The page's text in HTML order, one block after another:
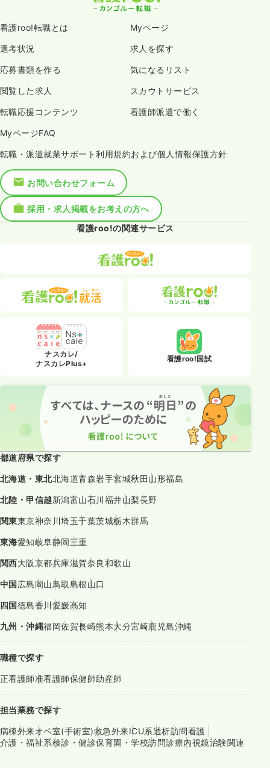
看護roo!転職とは Myページ
選考状況 求人を探す
応募書類を作る 気になるリスト
閲覧した求人 スカウトサービス
転職応援コンテンツ 看護師派遣で働く
MyページFAQ
転職・派遣就業サポート利用規約および個人情報保護方針
お問い合わせフォーム
採用・求人掲載をお考えの方へ
看護roo!の関連サービス
ナスカレ/
ナスカレPlus+
看護roo!国試
都道府県で探す
北海道・東北北海道青森岩手宮城秋田山形福島
北陸・甲信越新潟富山石川福井山梨長野
関東東京神奈川埼玉千葉茨城栃木群馬
東海愛知岐阜静岡三重
関西大阪京都兵庫滋賀奈良和歌山
中国広島岡山鳥取島根山口
四国徳島香川愛媛高知
九州・沖縄福岡佐賀長崎熊本大分宮崎鹿児島沖縄
職種で探す
正看護師准看護師保健師助産師
担当業務で探す
病棟外来オペ室(手術室)救急外来ICU系透析訪問看護
介護・福祉系検診・健診保育園・学校訪問診療内視鏡治験関連